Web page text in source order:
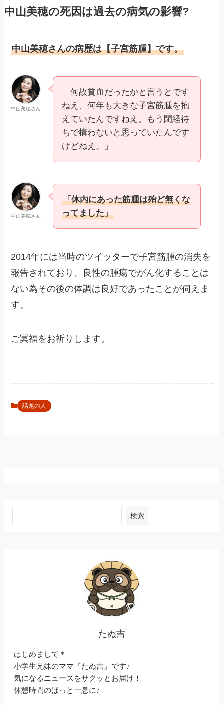
中山美穂の死因は過去の病気の影響?
中山美穂さんの病歴は【子宮筋腫】です。
中山美穂さん
「何故貧血だったかと言うとです
ねえ、何年も大きな子宮筋腫を抱
えていたんですねえ。もう閉経待
ちで構わないと思っていたんです
けどねえ。」
中山美穂さん
「体内にあった筋腫は殆ど無くな
ってました」
2014年には当時のツイッターで子宮筋腫の消失を
報告されており、良性の腫瘍でがん化することは
ない為その後の体調は良好であったことが伺えま
す。
ご冥福をお祈りします。
話題の人
検索
たぬ吉
はじめまして＊
小学生兄妹のママ『たぬ吉』です♪
気になるニュースをサクッとお届け！
休憩時間のほっと一息に♪